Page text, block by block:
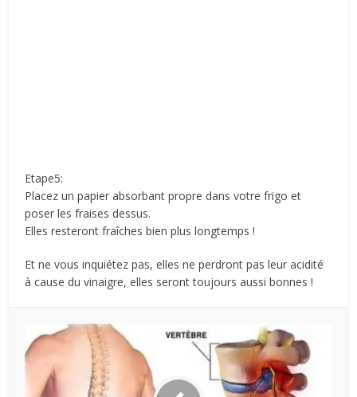
Etape5:
Placez un papier absorbant propre dans votre frigo et
poser les fraises dessus.
Elles resteront fraîches bien plus longtemps !
Et ne vous inquiétez pas, elles ne perdront pas leur acidité
à cause du vinaigre, elles seront toujours aussi bonnes !